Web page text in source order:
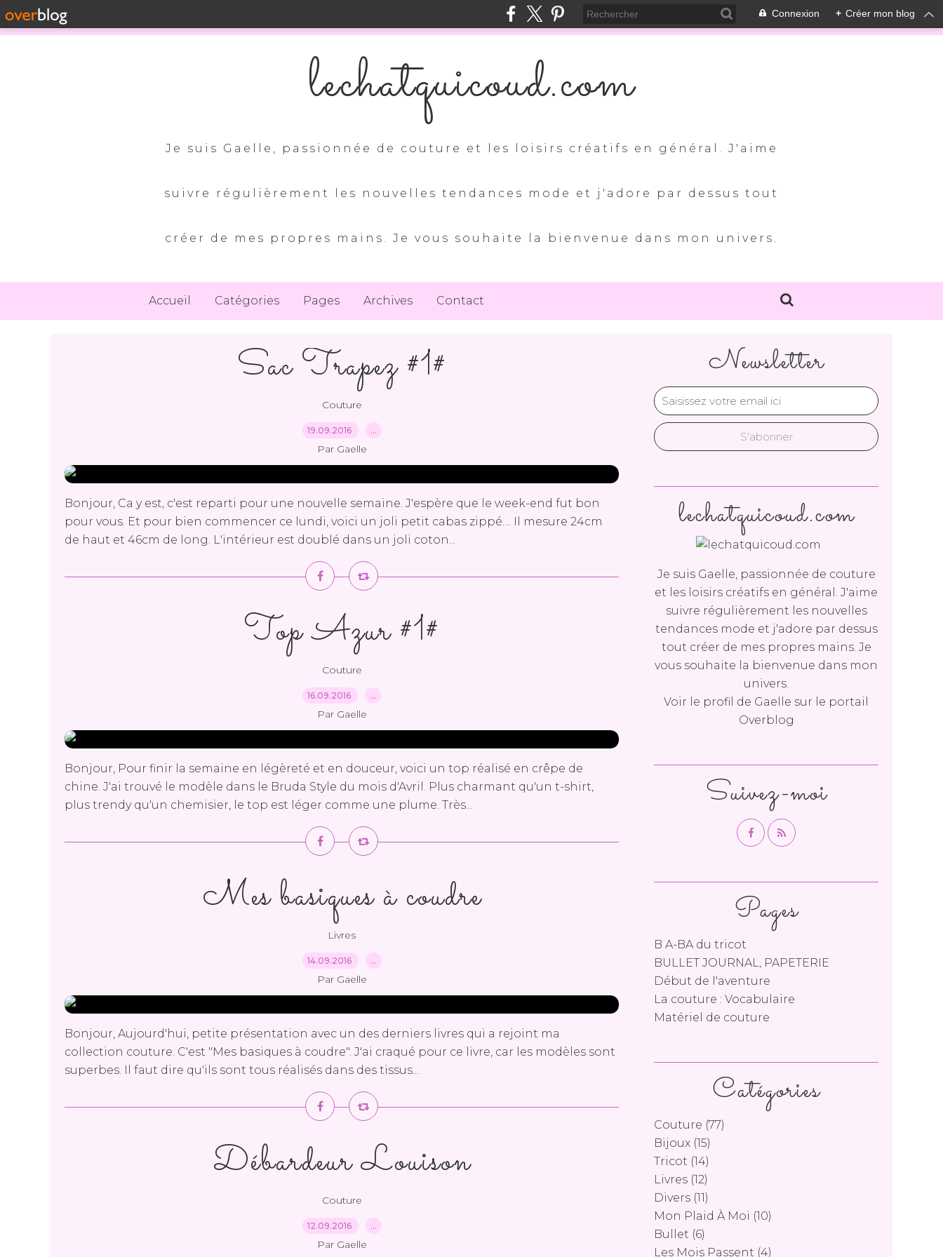
Connexion + Créer mon blog
lechatquicoud.com
Je suis Gaelle, passionnée de couture et les loisirs créatifs en général. J'aime
suivre régulièrement les nouvelles tendances mode et j'adore par dessus tout
créer de mes propres mains. Je vous souhaite la bienvenue dans mon univers.
Accueil Catégories Pages Archives Contact
Sac Trapez #1#
Couture
19.09.2016 …
Par Gaelle
Bonjour, Ca y est, c'est reparti pour une nouvelle semaine. J'espère que le week-end fut bon
pour vous. Et pour bien commencer ce lundi, voici un joli petit cabas zippé.... Il mesure 24cm
de haut et 46cm de long. L'intérieur est doublé dans un joli coton...
Top Azur #1#
Couture
16.09.2016 …
Par Gaelle
Bonjour, Pour finir la semaine en légèreté et en douceur, voici un top réalisé en crêpe de
chine. J'ai trouvé le modèle dans le Bruda Style du mois d'Avril. Plus charmant qu'un t-shirt,
plus trendy qu'un chemisier, le top est léger comme une plume. Très...
Mes basiques à coudre
Livres
14.09.2016 …
Par Gaelle
Bonjour, Aujourd'hui, petite présentation avec un des derniers livres qui a rejoint ma
collection couture. C'est "Mes basiques à coudre". J'ai craqué pour ce livre, car les modèles sont
superbes. Il faut dire qu'ils sont tous réalisés dans des tissus...
Débardeur Louison
Couture
12.09.2016 …
Par Gaelle
Newsletter
Catégories
Couture (77)
Bijoux (15)
Tricot (14)
Livres (12)
Divers (11)
Mon Plaid À Moi (10)
Bullet (6)
Les Mois Passent (4)
Pages
B A-BA du tricot
BULLET JOURNAL, PAPETERIE
Début de l'aventure
La couture : Vocabulaire
Matériel de couture
lechatquicoud.com
Je suis Gaelle, passionnée de couture
et les loisirs créatifs en général. J'aime
suivre régulièrement les nouvelles
tendances mode et j'adore par dessus
tout créer de mes propres mains. Je
vous souhaite la bienvenue dans mon
univers.
Voir le profil de Gaelle sur le portail
Overblog
Suivez-moi